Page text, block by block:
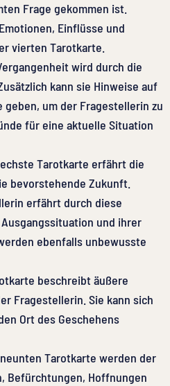
Frage gekommen ist.
Einflüsse und
vierten Tarotkarte.
wird durch die
kann sie Hinweise auf
geben, um der Fragestellerin zu
für eine aktuelle Situation
Tarotkarte erfährt die
bevorstehende Zukunft.
erfährt durch diese
und ihrer
ebenfalls unbewusste
beschreibt äußere
Fragestellerin. Sie kann sich
Ort des Geschehens
Tarotkarte werden der
Befürchtungen, Hoffnungen